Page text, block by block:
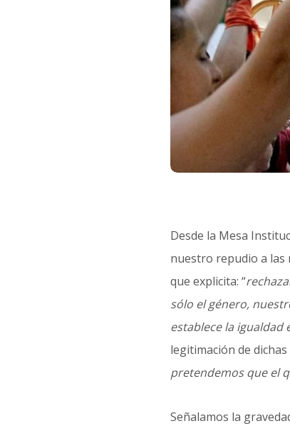
Desde la Mesa
nuestro repudio a las
que explicita: “
sólo el género,
establece la igualdad
legitimación de
pretendemos que el
Señalamos la